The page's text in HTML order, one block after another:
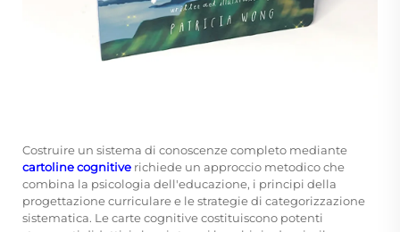
Costruire un sistema di conoscenze completo mediante
cartoline cognitive richiede un approccio metodico che
combina la psicologia dell'educazione, i principi della
progettazione curriculare e le strategie di categorizzazione
sistematica. Le carte cognitive costituiscono potenti